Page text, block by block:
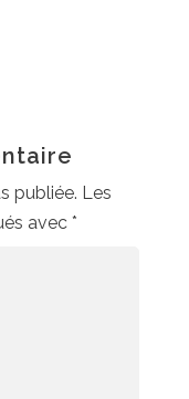
publiée. Les
avec *